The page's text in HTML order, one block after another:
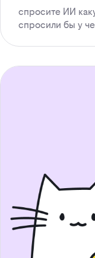
спросите ИИ
спросили бы у